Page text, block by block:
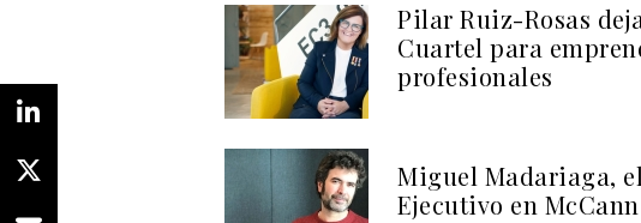
Pilar Ruiz-Rosas
Cuartel para
profesionales
Miguel Madariaga,
Ejecutivo en